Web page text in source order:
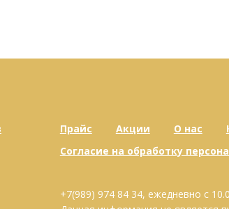
Прайс Акции О нас
Согласие на обработку
+7(989) 974 84 34, ежедневно с